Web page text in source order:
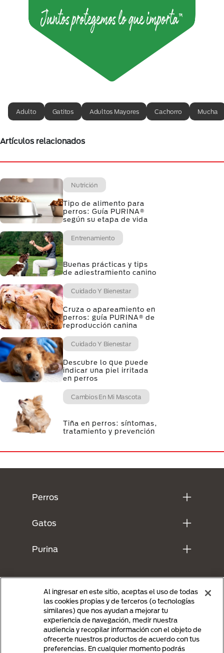
Adulto Gatitos Adultos Mayores Cachorro Mucha
Artículos relacionados
Nutrición
Tipo de alimento para
perros: Guía PURINA®
según su etapa de vida
Entrenamiento
Buenas prácticas y tips
de adiestramiento canino
Cuidado Y Bienestar
Cruza o apareamiento en
perros: guía PURINA® de
reproducción canina
Cuidado Y Bienestar
Descubre lo que puede
indicar una piel irritada
en perros
Cambios En Mi Mascota
Tiña en perros: síntomas,
tratamiento y prevención
Perros
Gatos
Purina
Al ingresar en este sitio, aceptas el uso de todas
las cookies propias y de terceros (o tecnologías
similares) que nos ayudan a mejorar tu
experiencia de navegación, medir nuestra
audiencia y recopilar información con el objeto de
ofrecerte nuestros productos de acuerdo con tus
preferencias. En cualquier momento podrás